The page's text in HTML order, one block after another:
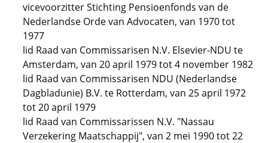
vicevoorzitter Stichting Pensioenfonds van de
Nederlandse Orde van Advocaten, van 1970 tot
1977
lid Raad van Commissarisen N.V. Elsevier-NDU te
Amsterdam, van 20 april 1979 tot 4 november 1982
lid Raad van Commissarisen NDU (Nederlandse
Dagbladunie) B.V. te Rotterdam, van 25 april 1972
tot 20 april 1979
lid Raad van Commissarissen N.V. "Nassau
Verzekering Maatschappij", van 2 mei 1990 tot 22